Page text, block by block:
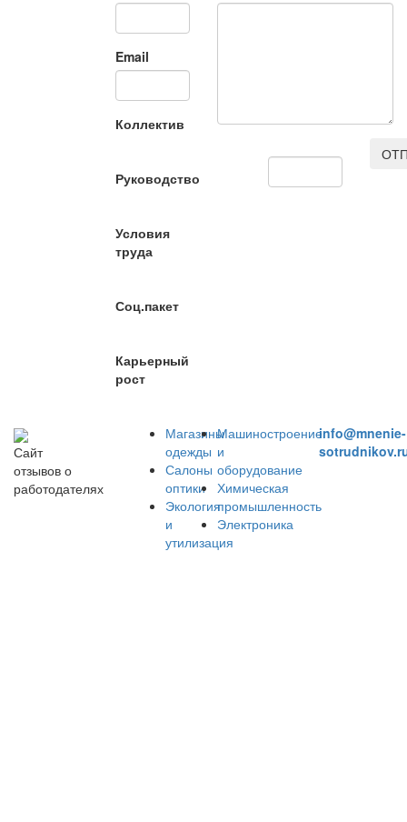
Email
Коллектив
Руководство
Условия
труда
Соц.пакет
Карьерный
рост
Сайт
отзывов о
работодателях
Магазины
одежды
Салоны
оптики
Экология
и
утилизация
Машиностроение
и
оборудование
Химическая
промышленность
Электроника
info@mnenie-